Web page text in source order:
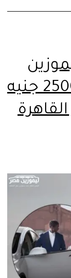
مرسيدس E200 بـ 2500 جنيه